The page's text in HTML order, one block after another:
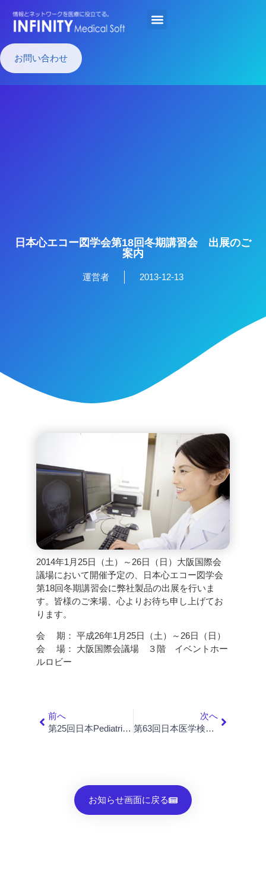
お問い合わせ
日本心エコー図学会第18回冬期講習会 出展のご
案内
運営者 2013-12-13
2014年1月25日（土）～26日（日）大阪国際会
議場において開催予定の、日本心エコー図学会
第18回冬期講習会に弊社製品の出展を行いま
す。皆様のご来場、心よりお待ち申し上げてお
ります。
会 期： 平成26年1月25日（土）～26日（日）
会 場： 大阪国際会議場 ３階 イベントホー
ルロビー
前へ
第25回日本Pediatric Interventional Cardiology 学会学術集会 出展のご案内
次へ
第63回日本医学検査学会 出展のご案内
お知らせ画面に戻る